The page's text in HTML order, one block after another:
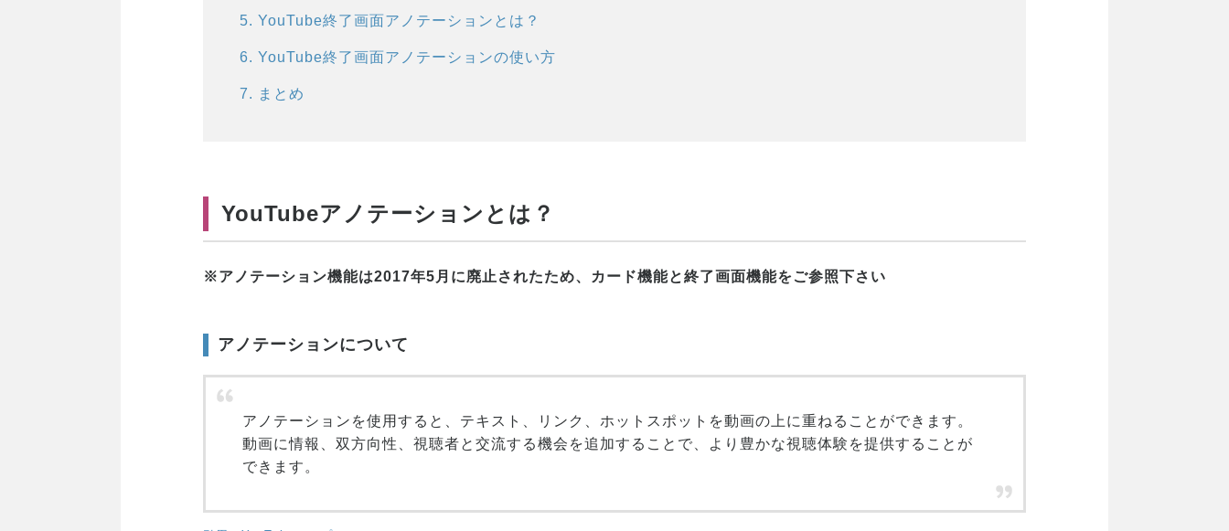
5. YouTube終了画面アノテーションとは？
6. YouTube終了画面アノテーションの使い方
7. まとめ
YouTubeアノテーションとは？
※アノテーション機能は2017年5月に廃止されたため、カード機能と終了画面機能をご参照下さい
アノテーションについて
アノテーションを使用すると、テキスト、リンク、ホットスポットを動画の上に重ねることができます。
動画に情報、双方向性、視聴者と交流する機会を追加することで、より豊かな視聴体験を提供することが
できます。